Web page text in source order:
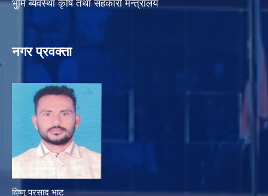
भुमि ब्यवस्था कृषि तथा सहकारी मन्त्रालय
नगर प्रवक्ता
विष्णु प्रसाद भाट